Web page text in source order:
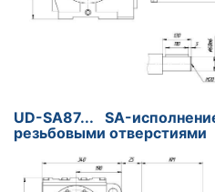
UD-SA87... SA-
резьбовыми отверстиями